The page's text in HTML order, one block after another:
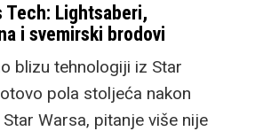
Tech: Lightsaberi,
i svemirski brodovi
blizu tehnologiji iz Star
pola stoljeća nakon
Warsa, pitanje više nije